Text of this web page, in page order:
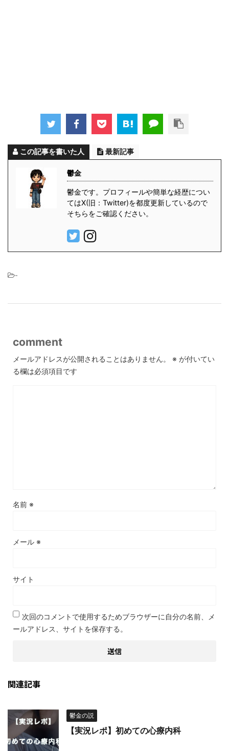
この記事を書いた人 最新記事
鬱金
鬱金です。プロフィールや簡単な経歴につい
てはX(旧：Twitter)を都度更新しているので
そちらをご確認ください。
-
comment
メールアドレスが公開されることはありません。 ※ が付いてい
る欄は必須項目です
名前 ※
メール ※
サイト
次回のコメントで使用するためブラウザーに自分の名前、メ
ールアドレス、サイトを保存する。
関連記事
鬱金の説
【実況レポ】初めての心療内科